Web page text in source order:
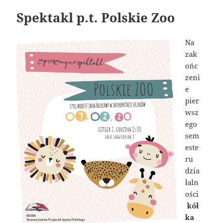
Spektakl p.t. Polskie Zoo
Na
zak
ońc
zeni
e
pier
wsz
ego
sem
este
ru
dzia
łaln
ości
kół
ka